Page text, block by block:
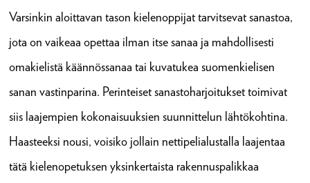
Varsinkin aloittavan tason kielenoppijat tarvitsevat sanastoa,
jota on vaikeaa opettaa ilman itse sanaa ja mahdollisesti
omakielistä käännössanaa tai kuvatukea suomenkielisen
sanan vastinparina. Perinteiset sanastoharjoitukset toimivat
siis laajempien kokonaisuuksien suunnittelun lähtökohtina.
Haasteeksi nousi, voisiko jollain nettipelialustalla laajentaa
tätä kielenopetuksen yksinkertaista rakennuspalikkaa